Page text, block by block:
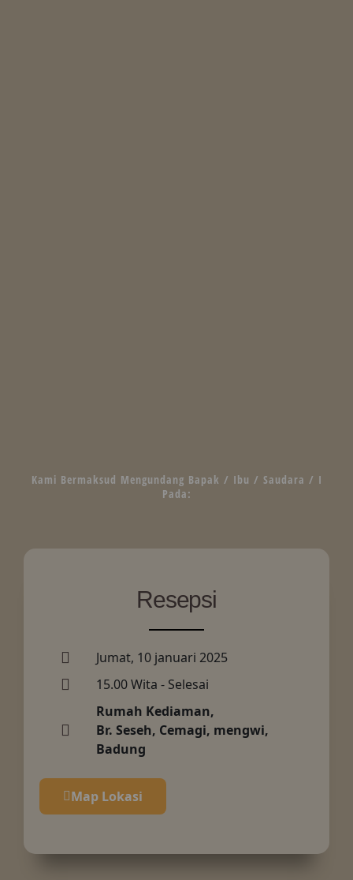
Kami Bermaksud Mengundang Bapak / Ibu / Saudara / I
Pada:
Resepsi
Jumat, 10 januari 2025
15.00 Wita - Selesai
Rumah Kediaman,
Br. Seseh, Cemagi, mengwi,
Badung
Map Lokasi